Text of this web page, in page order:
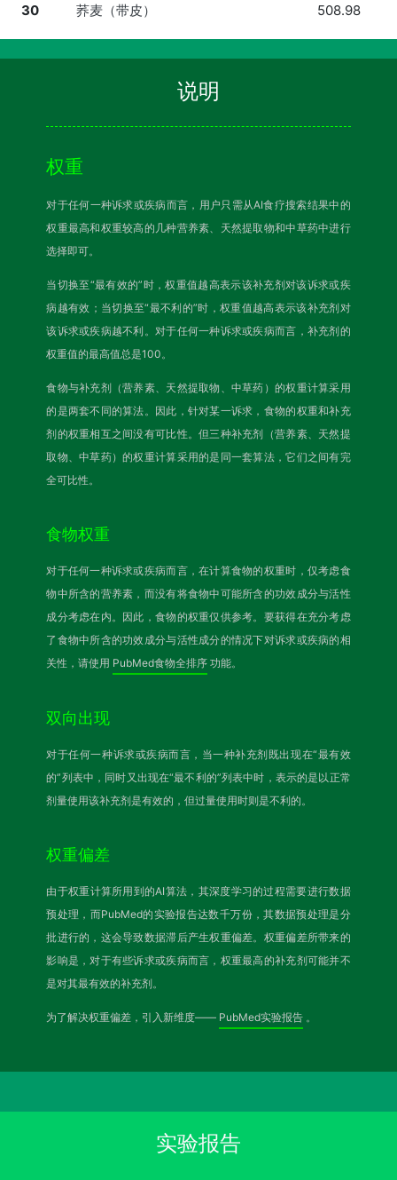
30 荞麦（带皮） 508.98
说明
权重
对于任何一种诉求或疾病而言，用户只需从AI食疗搜索结果中的
权重最高和权重较高的几种营养素、天然提取物和中草药中进行
选择即可。
当切换至“最有效的”时，权重值越高表示该补充剂对该诉求或疾
病越有效；当切换至“最不利的”时，权重值越高表示该补充剂对
该诉求或疾病越不利。对于任何一种诉求或疾病而言，补充剂的
权重值的最高值总是100。
食物与补充剂（营养素、天然提取物、中草药）的权重计算采用
的是两套不同的算法。因此，针对某一诉求，食物的权重和补充
剂的权重相互之间没有可比性。但三种补充剂（营养素、天然提
取物、中草药）的权重计算采用的是同一套算法，它们之间有完
全可比性。
食物权重
对于任何一种诉求或疾病而言，在计算食物的权重时，仅考虑食
物中所含的营养素，而没有将食物中可能所含的功效成分与活性
成分考虑在内。因此，食物的权重仅供参考。要获得在充分考虑
了食物中所含的功效成分与活性成分的情况下对诉求或疾病的相
关性，请使用 PubMed食物全排序 功能。
双向出现
对于任何一种诉求或疾病而言，当一种补充剂既出现在“最有效
的”列表中，同时又出现在“最不利的”列表中时，表示的是以正常
剂量使用该补充剂是有效的，但过量使用时则是不利的。
权重偏差
由于权重计算所用到的AI算法，其深度学习的过程需要进行数据
预处理，而PubMed的实验报告达数千万份，其数据预处理是分
批进行的，这会导致数据滞后产生权重偏差。权重偏差所带来的
影响是，对于有些诉求或疾病而言，权重最高的补充剂可能并不
是对其最有效的补充剂。
为了解决权重偏差，引入新维度—— PubMed实验报告 。
实验报告